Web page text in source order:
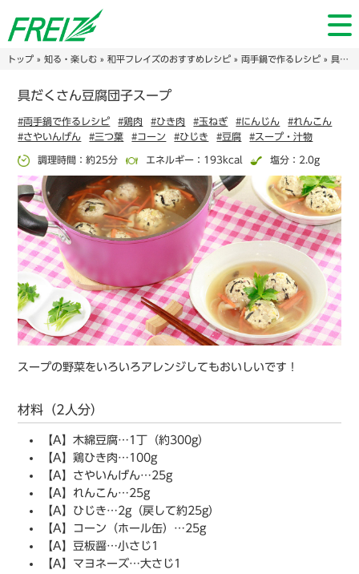
トップ» 知る・楽しむ» 和平フレイズのおすすめレシピ» 両手鍋で作るレシピ» 具だくさん豆腐団子スープ
具だくさん豆腐団子スープ
#両手鍋で作るレシピ #鶏肉 #ひき肉 #玉ねぎ #にんじん
#れんこん
#さやいんげん
#三つ葉 #コーン #ひじき #豆腐 #スープ・汁物
調理時間：約25分 エネルギー：193kcal 塩分：2.0g
スープの野菜をいろいろアレンジしてもおいしいです！
材料（2人分）
【A】木綿豆腐…1丁（約300g）
【A】鶏ひき肉…100g
【A】さやいんげん…25g
【A】れんこん…25g
【A】ひじき…2g（戻して約25g）
【A】コーン（ホール缶）…25g
【A】豆板醤…小さじ1
【A】マヨネーズ…大さじ1